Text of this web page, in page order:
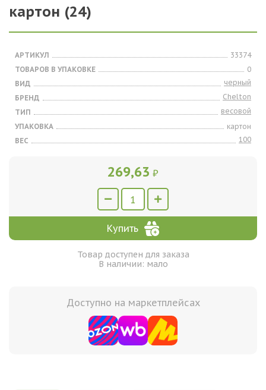
картон (24)
АРТИКУЛ
33374
ТОВАРОВ В УПАКОВКЕ
0
ВИД
черный
БРЕНД
Chelton
ТИП
весовой
УПАКОВКА
картон
ВЕС
100
269,63 ₽
Купить
Товар доступен для заказа
В наличии: мало
Доступно на маркетплейсах